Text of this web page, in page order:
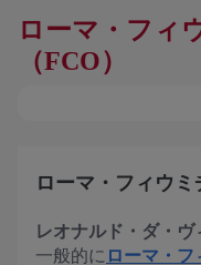
ローマ・フィ
（FCO）
ローマ・フィウ
レオナルド・ダ・
一般的に ローマ・フ